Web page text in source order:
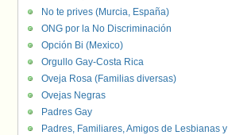
No te prives (Murcia, España)
ONG por la No Discriminación
Opción Bi (Mexico)
Orgullo Gay-Costa Rica
Oveja Rosa (Familias diversas)
Ovejas Negras
Padres Gay
Padres, Familiares, Amigos de Lesbianas y